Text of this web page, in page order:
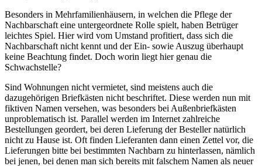
Besonders in Mehrfamilienhäusern, in welchen die Pflege der
Nachbarschaft eine untergeordnete Rolle spielt, haben Betrüger
leichtes Spiel. Hier wird vom Umstand profitiert, dass sich die
Nachbarschaft nicht kennt und der Ein- sowie Auszug überhaupt
keine Beachtung findet. Doch worin liegt hier genau die
Schwachstelle?
Sind Wohnungen nicht vermietet, sind meistens auch die
dazugehörigen Briefkästen nicht beschriftet. Diese werden nun mit
fiktiven Namen versehen, was besonders bei Außenbriefkästen
unproblematisch ist. Parallel werden im Internet zahlreiche
Bestellungen geordert, bei deren Lieferung der Besteller natürlich
nicht zu Hause ist. Oft finden Lieferanten dann einen Zettel vor, die
Lieferungen bitte bei bestimmten Nachbarn zu hinterlassen, nämlich
bei jenen, bei denen man sich bereits mit falschem Namen als neuer